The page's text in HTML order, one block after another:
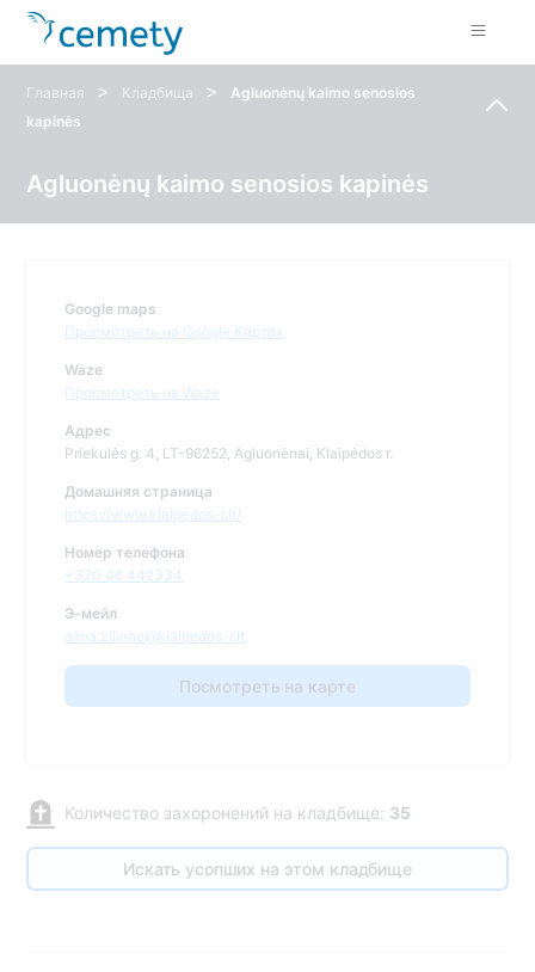
Главная > Кладбища >
Agluonėnų kaimo senosios
kapinės
Agluonėnų kaimo senosios kapinės
Google maps
Просмотреть на Google Картах
Waze
Просмотреть на Waze
Адрес
Priekulės g. 4, LT-96252, Agluonėnai, Klaipėdos r.
Домашняя страница
https://www.klaipedos-r.lt/
Номер телефона
+370 46 442334
Э-мейл
alina.ziliene@klaipedos-r.lt
Посмотреть на карте
Количество захоронений на кладбище: 35
Искать усопших на этом кладбище